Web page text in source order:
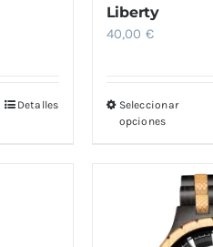
Detalles
Liberty
40,00 €
Seleccionar
opciones